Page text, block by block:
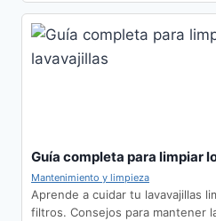
Guía completa para limpiar
Mantenimiento y limpieza
Aprende a cuidar tu lavavajillas
filtros. Consejos para mantener